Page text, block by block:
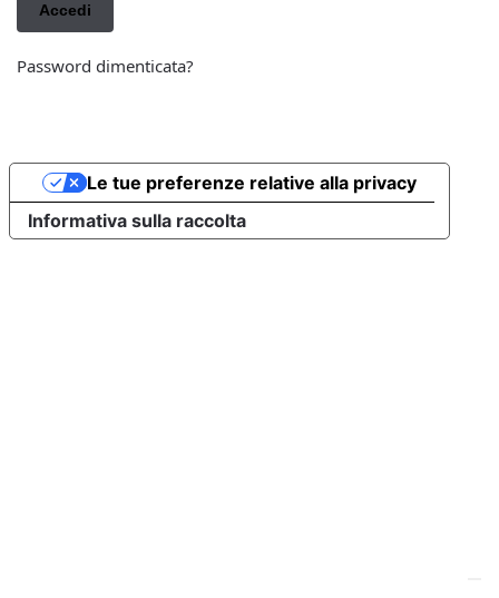
Accedi
Password dimenticata?
Informativa sulla raccolta
Le tue preferenze relative alla privacy